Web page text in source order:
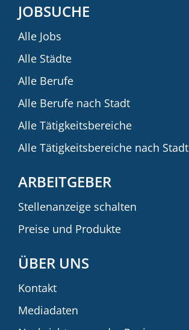
JOBSUCHE
Alle Jobs
Alle Städte
Alle Berufe
Alle Berufe nach Stadt
Alle Tätigkeitsbereiche
Alle Tätigkeitsbereiche nach Stadt
ARBEITGEBER
Stellenanzeige schalten
Preise und Produkte
ÜBER UNS
Kontakt
Mediadaten